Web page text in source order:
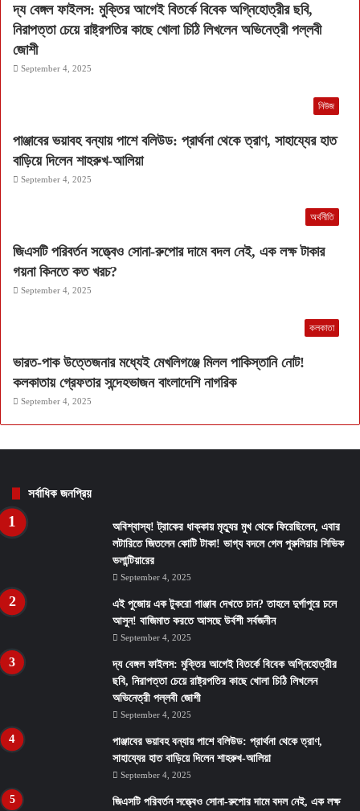
দ্য বেঙ্গল ফাইলস: মুক্তির আগেই বিতর্কে বিবেক অগ্নিহোত্রীর ছবি,
নিরাপত্তা চেয়ে রাষ্ট্রপতির কাছে খোলা চিঠি লিখলেন অভিনেত্রী পল্লবী
জোশী
September 4, 2025
নিউজ
পাঞ্জাবের ভয়াবহ বন্যায় পাশে বলিউড: প্রার্থনা থেকে ত্রাণ, সাহায্যের হাত
বাড়িয়ে দিলেন শাহরুখ-আলিয়া
September 4, 2025
অর্থনীতি
জিএসটি পরিবর্তন সত্ত্বেও সোনা-রুপোর দামে বদল নেই, এক লক্ষ টাকার
গয়না কিনতে কত খরচ?
September 4, 2025
কলকাতা
ভারত-পাক উত্তেজনার মধ্যেই মেখলিগঞ্জে মিলল পাকিস্তানি নোট!
কলকাতায় গ্রেফতার সন্দেহভাজন বাংলাদেশি নাগরিক
September 4, 2025
সর্বাধিক জনপ্রিয়
অবিশ্বাস্য! ট্রাকের ধাক্কায় মৃত্যুর মুখ থেকে ফিরেছিলেন, এবার
লটারিতে জিতলেন কোটি টাকা! ভাগ্য বদলে গেল পুরুলিয়ার সিভিক
ভলান্টিয়ারের
September 4, 2025
এই পুজোয় এক টুকরো পাঞ্জাব দেখতে চান? তাহলে দুর্গাপুরে চলে
আসুন! বাজিমাত করতে আসছে উর্বশী সর্বজনীন
September 4, 2025
দ্য বেঙ্গল ফাইলস: মুক্তির আগেই বিতর্কে বিবেক অগ্নিহোত্রীর
ছবি, নিরাপত্তা চেয়ে রাষ্ট্রপতির কাছে খোলা চিঠি লিখলেন
অভিনেত্রী পল্লবী জোশী
September 4, 2025
পাঞ্জাবের ভয়াবহ বন্যায় পাশে বলিউড: প্রার্থনা থেকে ত্রাণ,
সাহায্যের হাত বাড়িয়ে দিলেন শাহরুখ-আলিয়া
September 4, 2025
জিএসটি পরিবর্তন সত্ত্বেও সোনা-রুপোর দামে বদল নেই, এক লক্ষ